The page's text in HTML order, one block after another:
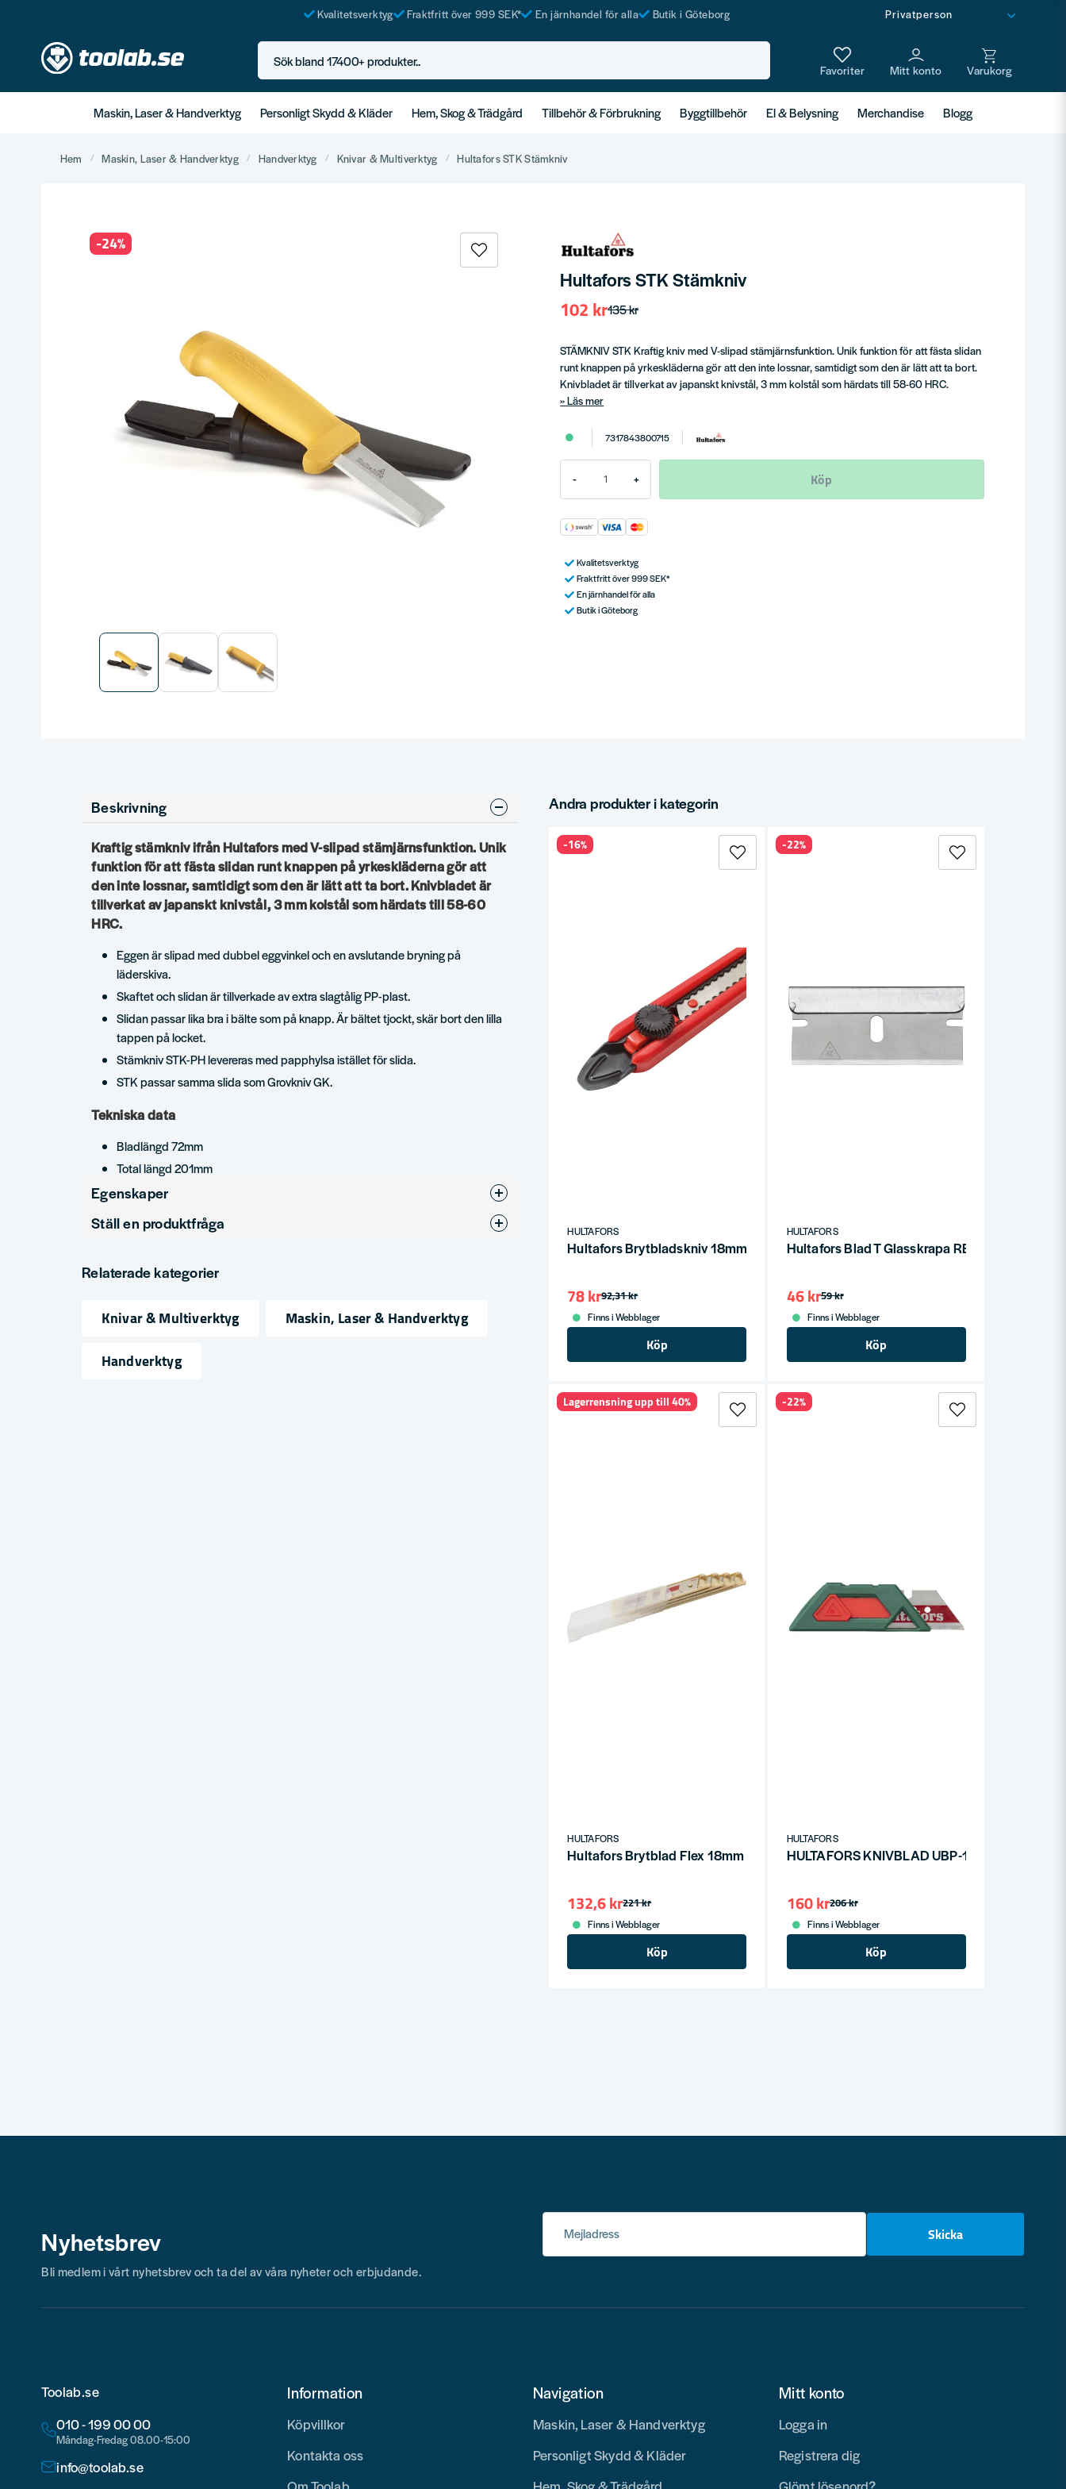
Kvalitetsverktyg Fraktfritt över 999 SEK* En järnhandel för alla Butik i Göteborg
Sök bland 17400+ produkter..
Maskin, Laser & Handverktyg Personligt Skydd & Kläder Hem, Skog & Trädgård Tillbehör & Förbrukning Byggtillbehör El & Belysning Merchandise Blogg
Hem Maskin, Laser & Handverktyg Handverktyg Knivar & Multiverktyg Hultafors STK Stämkniv
-24%
Hultafors STK Stämkniv
135 kr
102 kr
STÄMKNIV STK Kraftig kniv med V-slipad stämjärnsfunktion. Unik funktion för att fästa slidan
runt knappen på yrkeskläderna gör att den inte lossnar, samtidigt som den är lätt att ta bort.
Knivbladet är tillverkat av japanskt knivstål, 3 mm kolstål som härdats till 58-60 HRC.
Läs mer
7317843800715
- + Köp
Kvalitetsverktyg
Fraktfritt över 999 SEK*
En järnhandel för alla
Butik i Göteborg
Beskrivning
Kraftig stämkniv ifrån Hultafors med V-slipad stämjärnsfunktion. Unik
funktion för att fästa slidan runt knappen på yrkeskläderna gör att
den inte lossnar, samtidigt som den är lätt att ta bort. Knivbladet är
tillverkat av japanskt knivstål, 3 mm kolstål som härdats till 58-60
HRC.
Eggen är slipad med dubbel eggvinkel och en avslutande bryning på
läderskiva.
Skaftet och slidan är tillverkade av extra slagtålig PP-plast.
Slidan passar lika bra i bälte som på knapp. Är bältet tjockt, skär bort den lilla
tappen på locket.
Stämkniv STK-PH levereras med papphylsa istället för slida.
STK passar samma slida som Grovkniv GK.
Tekniska data
Bladlängd 72mm
Total längd 201mm
Egenskaper
Produkttyp
Ställ en produktfråga
Fråga oss något om denna produkten...
Relaterade kategorier
Knivar & Multiverktyg
Maskin, Laser & Handverktyg
Handverktyg
Andra produkter i kategorin
HULTAFORS
Hultafors Brytbladskniv 18mm SFP 18W
92,31 kr
78 kr
Finns i Webblager
Köp
-16%
HULTAFORS
Hultafors Blad T Glasskrapa RB GS
59 kr
46 kr
Finns i Webblager
Köp
-22%
HULTAFORS
Hultafors Brytblad Flex 18mm SBN18-4X3
221 kr
132,6 kr
Finns i Webblager
Köp
Lagerrensning upp till 40%
HULTAFORS
HULTAFORS KNIVBLAD UBP-10 (10ST)
206 kr
160 kr
Finns i Webblager
Köp
-22%
Nyhetsbrev Mejladress Skicka
Bli medlem i vårt nyhetsbrev och ta del av våra nyheter och erbjudande.
Toolab.se
010 - 199 00 00
Måndag-Fredag 08.00-15:00
info@toolab.se
Information
Köpvillkor
Kontakta oss
Navigation
Maskin, Laser & Handverktyg
Personligt Skydd & Kläder
Mitt konto
Logga in
Registrera dig